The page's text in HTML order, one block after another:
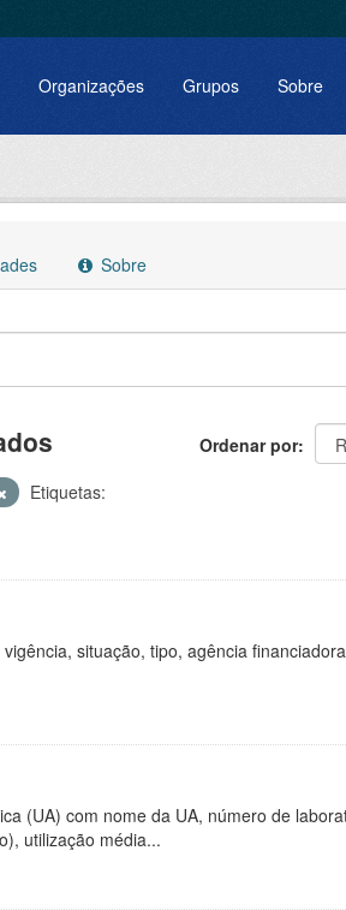
Organizações Grupos Sobre
Sobre
Ordenar por
Etiquetas:
situação, tipo, agência
(UA) com nome da UA, número de
utilização média...